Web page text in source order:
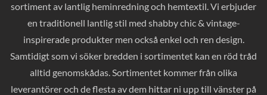
sortiment av lantlig heminredning och hemtextil. Vi erbjuder
en traditionell lantlig stil med shabby chic & vintage-
inspirerade produkter men också enkel och ren design.
Samtidigt som vi söker bredden i sortimentet kan en röd tråd
alltid genomskådas. Sortimentet kommer från olika
leverantörer och de flesta av dem hittar ni upp till vänster på